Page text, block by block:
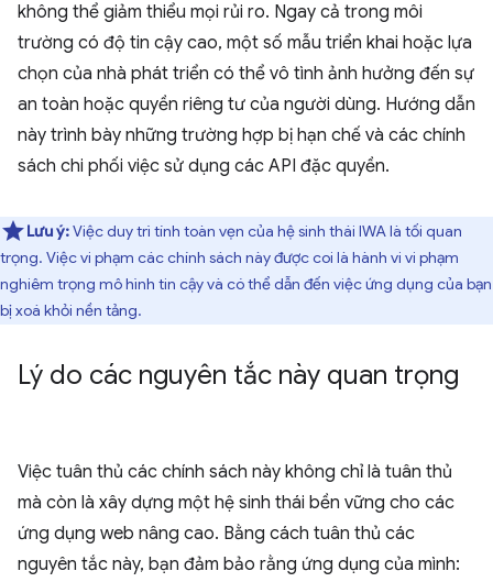
không thể giảm thiểu mọi rủi ro. Ngay cả trong môi
trường có độ tin cậy cao, một số mẫu triển khai hoặc lựa
chọn của nhà phát triển có thể vô tình ảnh hưởng đến sự
an toàn hoặc quyền riêng tư của người dùng. Hướng dẫn
này trình bày những trường hợp bị hạn chế và các chính
sách chi phối việc sử dụng các API đặc quyền.
Lưu ý:Việc duy trì tính toàn vẹn của hệ sinh thái IWA là tối quan
trọng. Việc vi phạm các chính sách này được coi là hành vi vi phạm
nghiêm trọng mô hình tin cậy và có thể dẫn đến việc ứng dụng của bạn
bị xoá khỏi nền tảng.
Lý do các nguyên tắc này quan trọng
Việc tuân thủ các chính sách này không chỉ là tuân thủ
mà còn là xây dựng một hệ sinh thái bền vững cho các
ứng dụng web nâng cao. Bằng cách tuân thủ các
nguyên tắc này, bạn đảm bảo rằng ứng dụng của mình: